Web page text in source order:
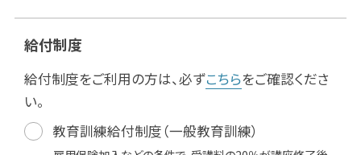
給付制度
給付制度をご利用の方は、必ずこちらをご確認くださ
い。
教育訓練給付制度（一般教育訓練）